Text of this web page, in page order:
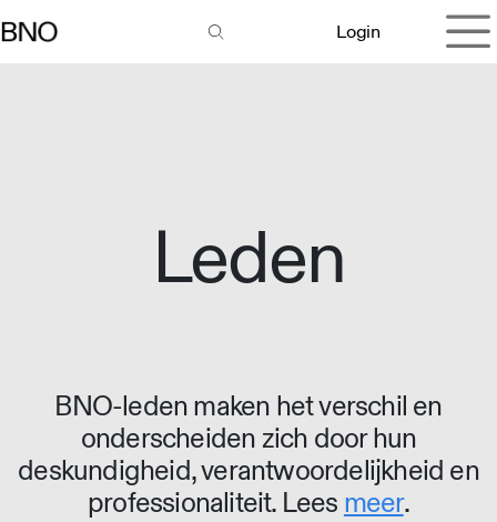
Login
Leden
BNO-leden maken het verschil en
onderscheiden zich door hun
deskundigheid, verantwoordelijkheid en
professionaliteit. Lees meer.